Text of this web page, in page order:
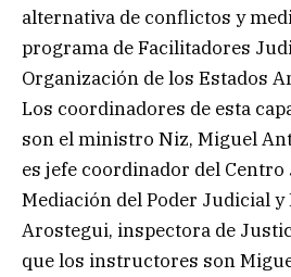
alternativa de conflictos y
programa de Facilitadores
Organización de los Estados
Los coordinadores de esta
son el ministro Niz, Miguel
es jefe coordinador del Centro
Mediación del Poder Judicial
Arostegui, inspectora de
que los instructores son